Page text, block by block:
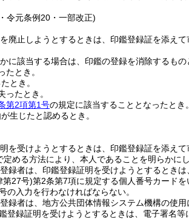
令元条例20・一部改正)
廃止しようとするときは、印鑑登録証を添えて
に該当する場合は、印鑑の登録を消除するもの
たとき。
とき。
ったとき。
第2項第1号の規定に該当することとなったとき。
生じたと認めるとき。
を受けようとするときは、印鑑登録証を添えて
める方法により、本人であることを明らかに
録者は、印鑑登録証明を受けようとするときは
第27号)第2条第7項に規定する個人番号カード
の入力を行わなければならない。
録者は、地方公共団体情報システム機構の使
登録証明を受けようとするときは、電子署名